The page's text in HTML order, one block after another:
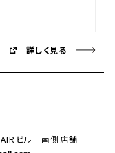
詳しく見る
ビル 南側店舗